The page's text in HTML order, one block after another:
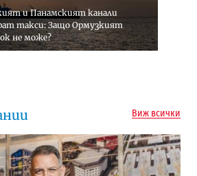
и Панамският канали
такси: Защо Ормузкият
не може?
Виж всички